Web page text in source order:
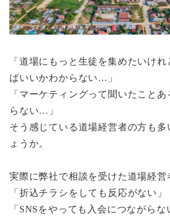
「道場にもっと生徒を集めたいけ
ばいいかわからない…」
「マーケティングって聞いたこと
らない…」
そう感じている道場経営者の方も多
ょうか。
実際に弊社で相談を受けた道場経営
「折込チラシをしても反応がない」
「SNSをやっても入会につながらな